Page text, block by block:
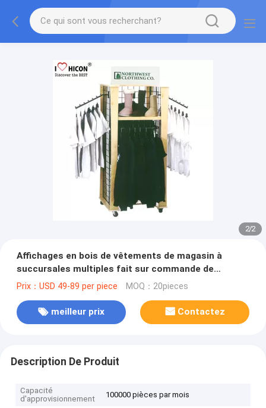
2/2
Affichages en bois de vêtements de magasin à
succursales multiples fait sur commande de
montage de magasin d'habillement
Prix：USD 49-89 per piece MOQ：20pieces
meilleur prix Contactez
Description De Produit
Capacité
d'approvisionnement
100000 pièces par mois